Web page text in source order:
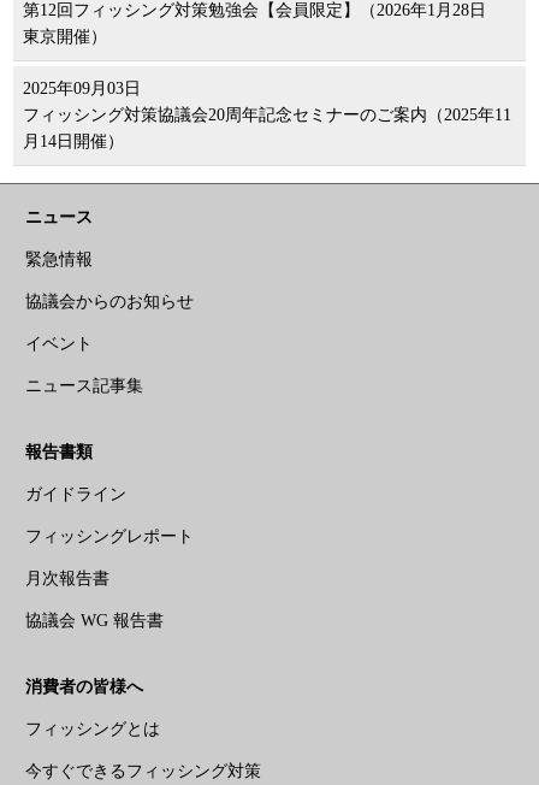
第12回フィッシング対策勉強会【会員限定】（2026年1月28日
東京開催）
2025年09月03日
フィッシング対策協議会20周年記念セミナーのご案内（2025年11
月14日開催）
ニュース
緊急情報
協議会からのお知らせ
イベント
ニュース記事集
報告書類
ガイドライン
フィッシングレポート
月次報告書
協議会 WG 報告書
消費者の皆様へ
フィッシングとは
今すぐできるフィッシング対策